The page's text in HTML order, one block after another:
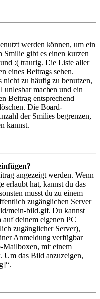
werden können, um ein
Smilie gibt es einen kurzen
:( traurig. Die Liste aller
eines Beitrags sehen.
nicht zu häufig zu benutzen,
unlesbar machen und ein
Beitrag entsprechend
Die Board-
der Smilies begrenzen,
kannst.
angezeigt werden. Wenn
erlaubt hat, kannst du das
musst du zu einem
zugänglichen Server
mein-bild.gif. Du kannst
deinem eigenen PC
zugänglicher Server),
Anmeldung verfügbar
Mailboxen, mit einem
Um das Bild anzuzeigen,